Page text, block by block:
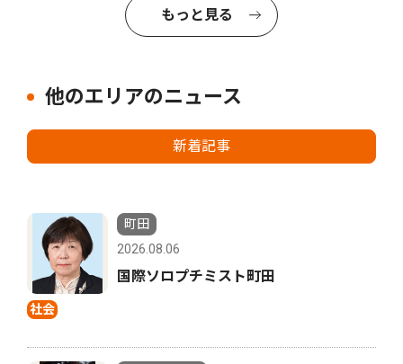
もっと見る
他のエリアのニュース
新着記事
社会
町田
2026.08.06
国際ソロプチミスト町田